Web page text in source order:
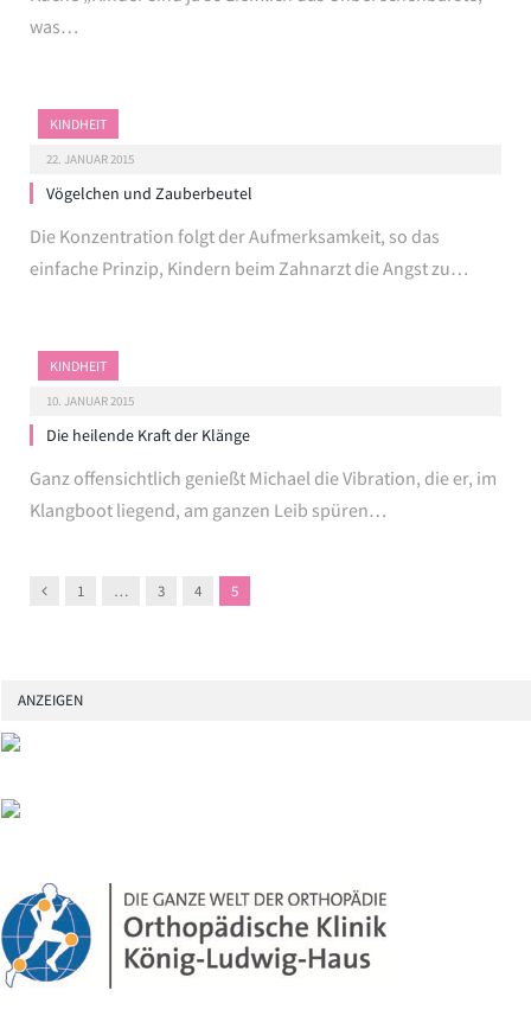
was…
KINDHEIT
22. JANUAR 2015
Vögelchen und Zauberbeutel
Die Konzentration folgt der Aufmerksamkeit, so das
einfache Prinzip, Kindern beim Zahnarzt die Angst zu…
KINDHEIT
10. JANUAR 2015
Die heilende Kraft der Klänge
Ganz offensichtlich genießt Michael die Vibration, die er, im
Klangboot liegend, am ganzen Leib spüren…
Previous
1 … 3 4 5
ANZEIGEN